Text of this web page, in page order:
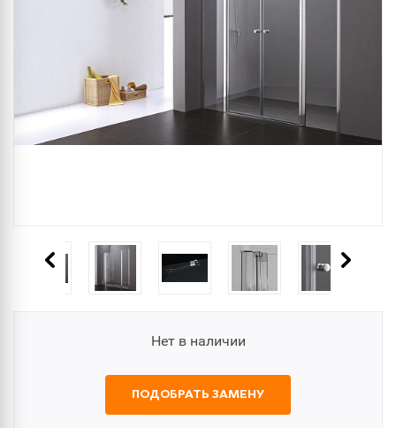
Нет в наличии
ПОДОБРАТЬ ЗАМЕНУ